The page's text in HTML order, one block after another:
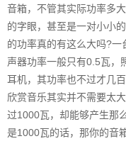
音箱，不管其实际功率多
的字眼，甚至是一对小小
的功率真的有这么大吗?
声器功率一般只有0.5瓦，
耳机，其功率也不过才几
欣赏音乐其实并不需要太
过1000瓦，却能够产生那
是1000瓦的话，那你的音